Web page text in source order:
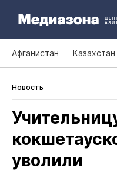
Афганистан Казахстан
Новость
уволили